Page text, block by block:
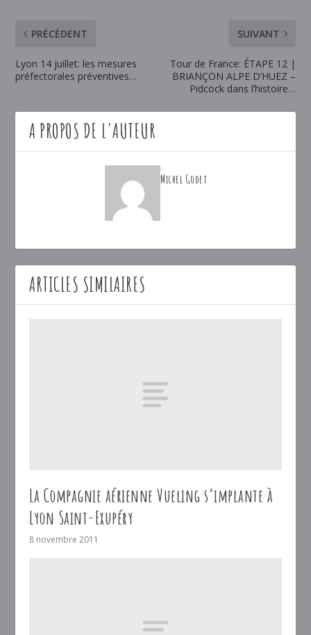
PRÉCÉDENT
Lyon 14 juillet: les mesures
préfectorales préventives…
SUIVANT
Tour de France: ÉTAPE 12 |
BRIANÇON ALPE D’HUEZ –
Pidcock dans l’histoire…
A PROPOS DE L'AUTEUR
Michel Godet
ARTICLES SIMILAIRES
La Compagnie aérienne Vueling s’implante à
Lyon Saint-Exupéry
8 novembre 2011